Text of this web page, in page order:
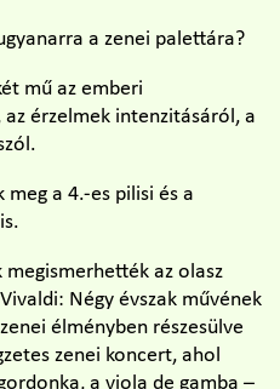
a zenei palettára?
mű az emberi
érzelmek intenzitásáról, a
a 4.-es pilisi és a
megismerhették az olasz
Négy évszak művének
élményben részesülve
zenei koncert, ahol
a viola de gamba –